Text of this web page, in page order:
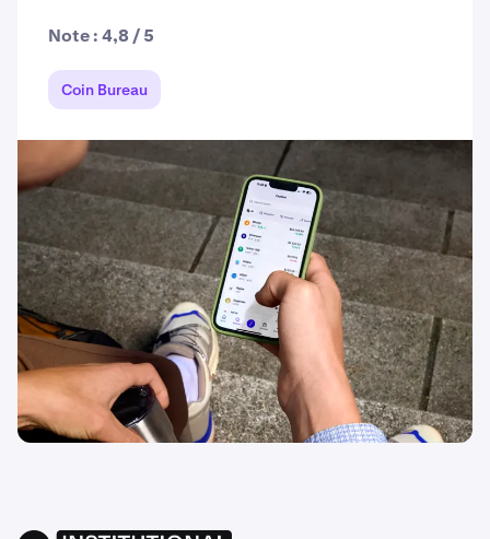
Note : 4,8 / 5
Coin Bureau